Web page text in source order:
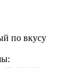
по вкусу